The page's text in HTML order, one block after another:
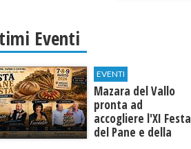
Eventi
EVENTI
Mazara del Vallo
pronta ad
accogliere l'XI Festa
del Pane e della